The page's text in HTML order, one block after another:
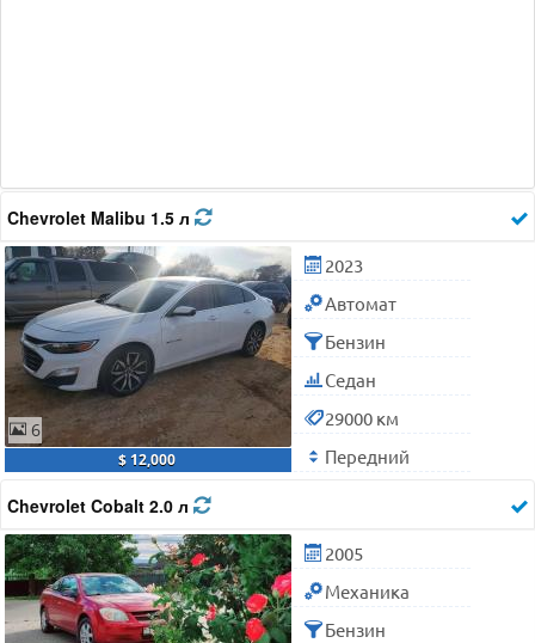
Chevrolet Malibu 1.5 л
6
$ 12,000
2023
Автомат
Бензин
Седан
29000 км
Передний
Chevrolet Cobalt 2.0 л
2005
Механика
Бензин